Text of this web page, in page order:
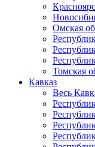
Омская
Томская
Кавказ
Весь